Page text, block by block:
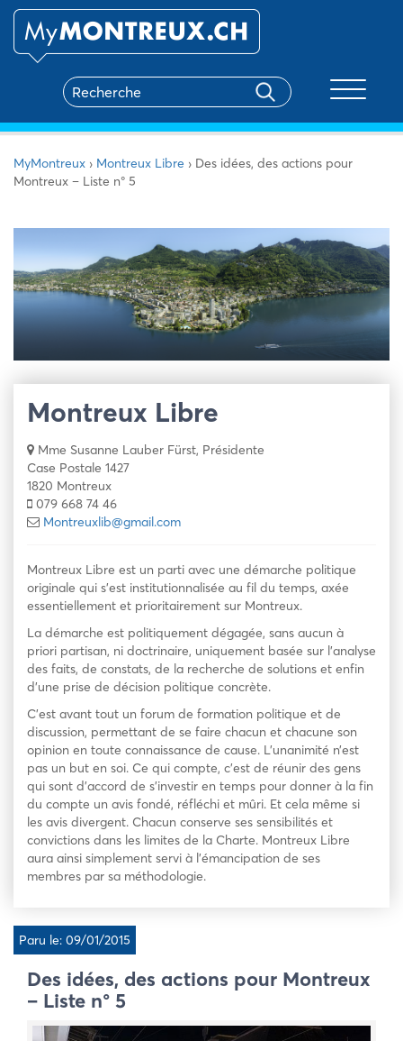
MyMontreux › Montreux Libre › Des idées, des actions pour
Montreux – Liste n° 5
Montreux Libre
Mme Susanne Lauber Fürst, Présidente
Case Postale 1427
1820 Montreux
079 668 74 46
Montreuxlib@gmail.com
Montreux Libre est un parti avec une démarche politique
originale qui s’est institutionnalisée au fil du temps, axée
essentiellement et prioritairement sur Montreux.
La démarche est politiquement dégagée, sans aucun à
priori partisan, ni doctrinaire, uniquement basée sur l’analyse
des faits, de constats, de la recherche de solutions et enfin
d’une prise de décision politique concrète.
C’est avant tout un forum de formation politique et de
discussion, permettant de se faire chacun et chacune son
opinion en toute connaissance de cause. L’unanimité n’est
pas un but en soi. Ce qui compte, c’est de réunir des gens
qui sont d’accord de s’investir en temps pour donner à la fin
du compte un avis fondé, réfléchi et mûri. Et cela même si
les avis divergent. Chacun conserve ses sensibilités et
convictions dans les limites de la Charte. Montreux Libre
aura ainsi simplement servi à l’émancipation de ses
membres par sa méthodologie.
Paru le: 09/01/2015
Des idées, des actions pour Montreux
– Liste n° 5